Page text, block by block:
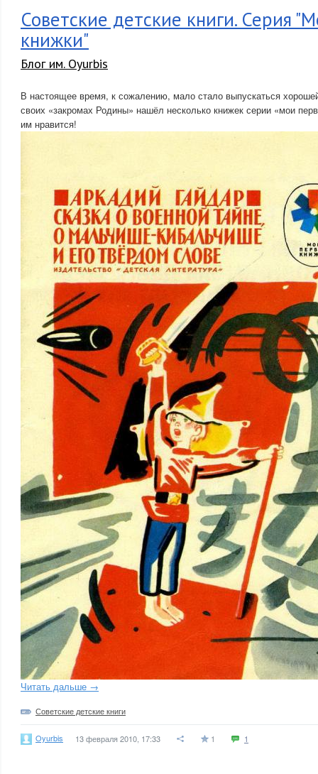
Советские детские книги. Серия
книжки"
Блог им. Oyurbis
В настоящее время, к сожалению, мало стало выпускаться
своих «закромах Родины» нашёл несколько книжек серии «мои
им нравится!
Читать дальше →
Советские детские книги
Oyurbis 13 февраля 2010, 17:33 1 1